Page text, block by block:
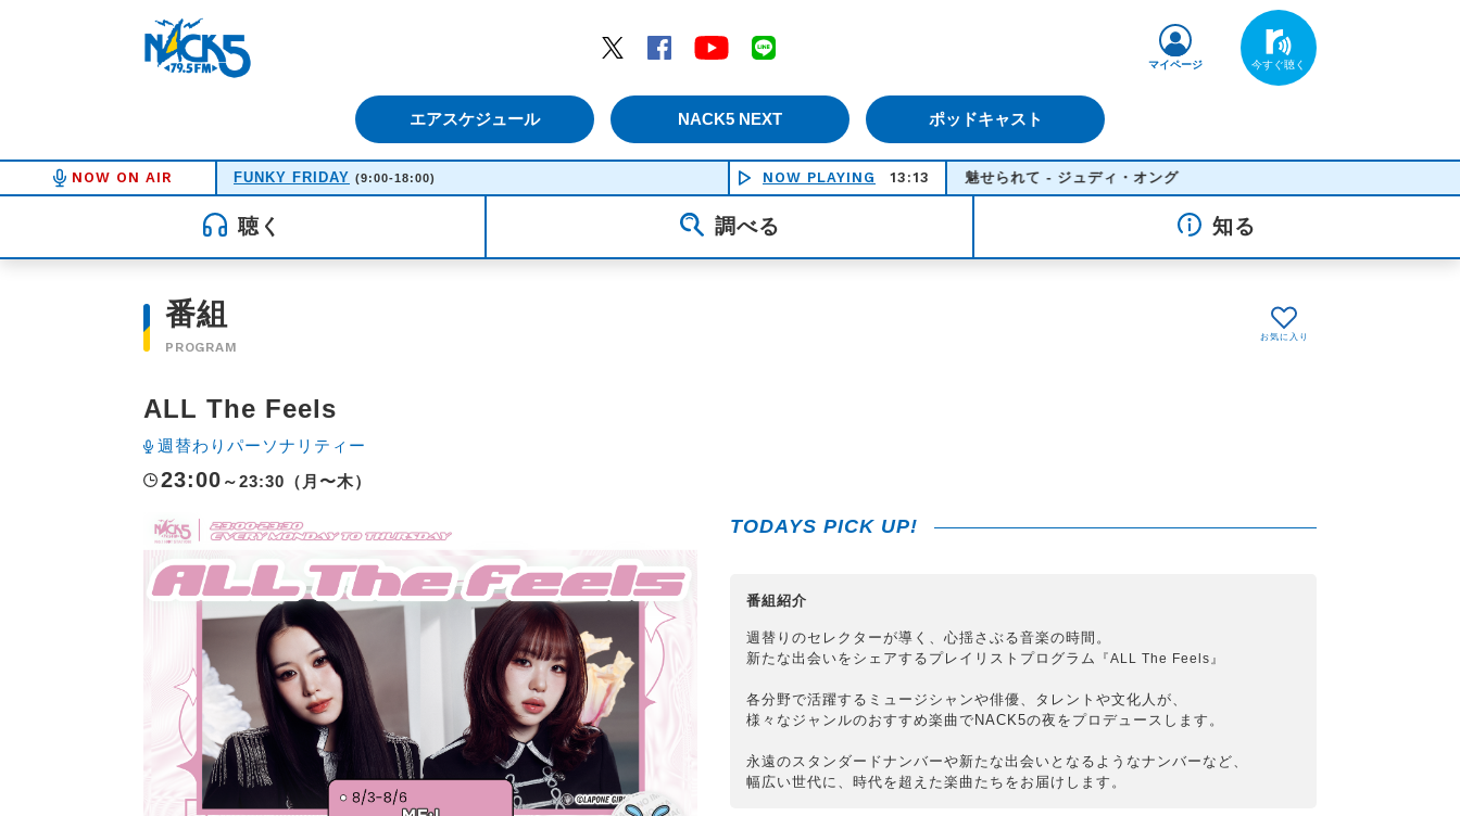
Twitter
Facebook YouTube
エアスケジュール NACK5 NEXT ポッドキャスト
マイページ
NOW ON AIR FUNKY FRIDAY (9:00-18:00) NOW PLAYING 13:13魅せられて - ジュディ・オング
聴く 調べる 知る
番組
PROGRAM
ALL The Feels
週替わりパーソナリティー
23:00 ～23:30（月〜木）
TODAYS PICK UP!
番組紹介
週替りのセレクターが導く、心揺さぶる音楽の時間。
新たな出会いをシェアするプレイリストプログラム
『ALL The Feels』
各分野で活躍するミュージシャンや俳優、タレントや文化人が、
様々なジャンルのおすすめ楽曲でNACK5の夜をプロデュースします。
永遠のスタンダードナンバーや新たな出会いとなるようなナンバーなど、
幅広い世代に、時代を超えた楽曲たちをお届けします。